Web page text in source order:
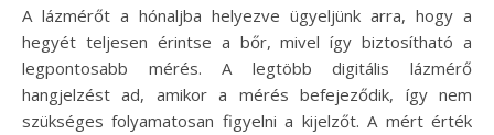
A lázmérőt a hónaljba helyezve ügyeljünk arra, hogy a
hegyét teljesen érintse a bőr, mivel így biztosítható a
legpontosabb mérés. A legtöbb digitális lázmérő
hangjelzést ad, amikor a mérés befejeződik, így nem
szükséges folyamatosan figyelni a kijelzőt. A mért érték